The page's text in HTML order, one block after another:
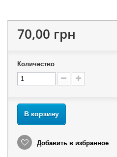
70,00 грн
Количество
В корзину
Добавить в избранное